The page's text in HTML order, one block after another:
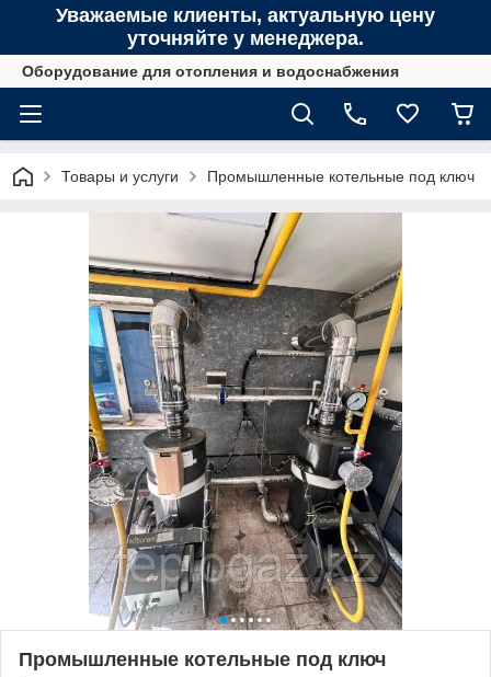
Уважаемые клиенты, актуальную цену
уточняйте у менеджера.
Оборудование для отопления и водоснабжения
Товары и услуги Промышленные котельные под ключ
Промышленные котельные под ключ